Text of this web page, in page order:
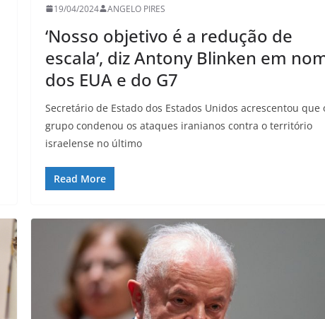
19/04/2024 ANGELO PIRES
‘Nosso objetivo é a redução de
escala’, diz Antony Blinken em
dos EUA e do G7
Secretário de Estado dos Estados Unidos acrescentou que
grupo condenou os ataques iranianos contra o território
israelense no último
Read More